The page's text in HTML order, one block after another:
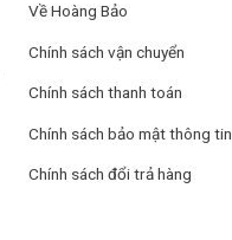
Về Hoàng Bảo
Chính sách vận chuyển
Chính sách thanh toán
Chính sách bảo mật thông tin
Chính sách đổi trả hàng